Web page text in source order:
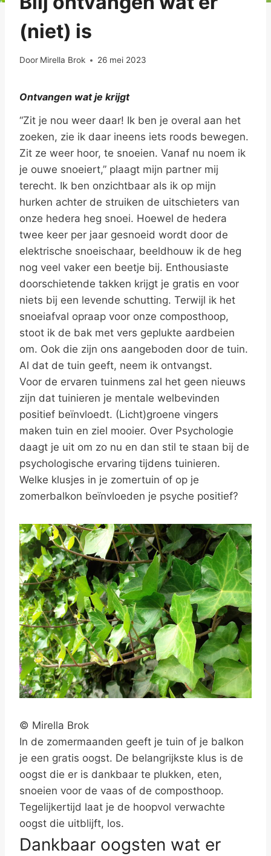
(niet) is
Door Mirella Brok 26 mei 2023
Ontvangen wat je krijgt
“Zit je nou weer daar! Ik ben je overal aan het
zoeken, zie ik daar ineens iets roods bewegen.
Zit ze weer hoor, te snoeien. Vanaf nu noem ik
je ouwe snoeiert,” plaagt mijn partner mij
terecht. Ik ben onzichtbaar als ik op mijn
hurken achter de struiken de uitschieters van
onze hedera heg snoei. Hoewel de hedera
twee keer per jaar gesnoeid wordt door de
elektrische snoeischaar, beeldhouw ik de heg
nog veel vaker een beetje bij. Enthousiaste
doorschietende takken krijgt je gratis en voor
niets bij een levende schutting. Terwijl ik het
snoeiafval opraap voor onze composthoop,
stoot ik de bak met vers geplukte aardbeien
om. Ook die zijn ons aangeboden door de tuin.
Al dat de tuin geeft, neem ik ontvangst.
Voor de ervaren tuinmens zal het geen nieuws
zijn dat tuinieren je mentale welbevinden
positief beïnvloedt. (Licht)groene vingers
maken tuin en ziel mooier. Over Psychologie
daagt je uit om zo nu en dan stil te staan bij de
psychologische ervaring tijdens tuinieren.
Welke klusjes in je zomertuin of op je
zomerbalkon beïnvloeden je psyche positief?
© Mirella Brok
In de zomermaanden geeft je tuin of je balkon
je een gratis oogst. De belangrijkste klus is de
oogst die er is dankbaar te plukken, eten,
snoeien voor de vaas of de composthoop.
Tegelijkertijd laat je de hoopvol verwachte
oogst die uitblijft, los.
Dankbaar oogsten wat er